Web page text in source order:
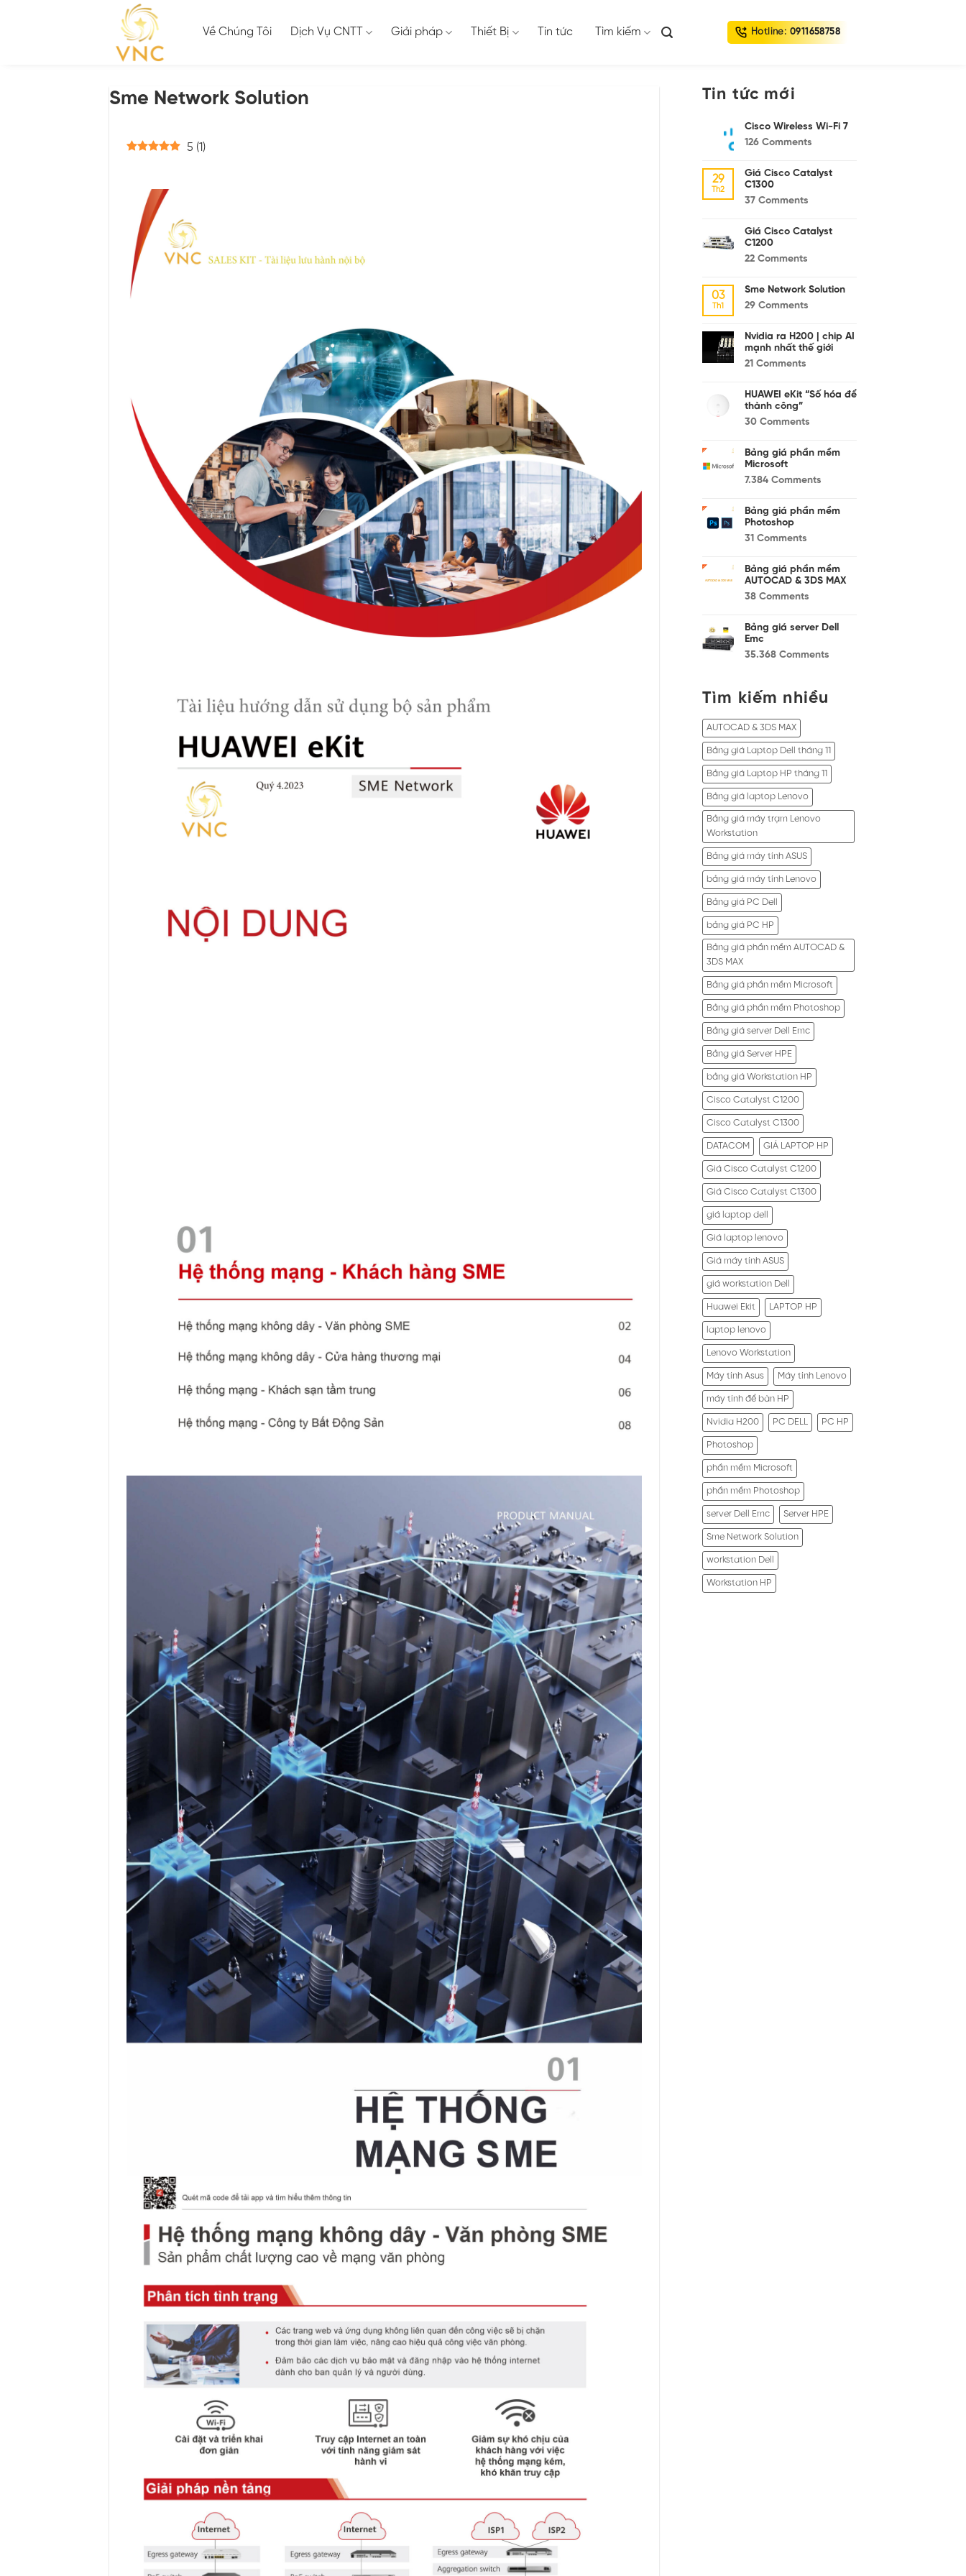
Về Chúng Tôi Dịch Vụ CNTT Giải pháp Thiết Bị Tin tức Tìm kiếm Hotline: 0911658758
Sme Network Solution
5 (1)
Tin tức mới
Cisco Wireless Wi-Fi 7
126 Comments
29
Th2
Giá Cisco Catalyst
C1300
37 Comments
Giá Cisco Catalyst
C1200
22 Comments
03
Th1
Sme Network Solution
29 Comments
Nvidia ra H200 | chip AI
mạnh nhất thế giới
21 Comments
HUAWEI eKit “Số hóa để
thành công”
30 Comments
Bảng giá phần mềm
Microsoft
7.384 Comments
Bảng giá phần mềm
Photoshop
31 Comments
Bảng giá phần mềm
AUTOCAD & 3DS MAX
38 Comments
Bảng giá server Dell
Emc
35.368 Comments
Tìm kiếm nhiều
AUTOCAD & 3DS MAX
Bảng giá Laptop Dell tháng 11
Bảng giá Laptop HP tháng 11
Bảng giá laptop Lenovo
Bảng giá máy trạm Lenovo
Workstation
Bảng giá máy tính ASUS
bảng giá máy tính Lenovo
Bảng giá PC Dell
bảng giá PC HP
Bảng giá phần mềm AUTOCAD &
3DS MAX
Bảng giá phần mềm Microsoft
Bảng giá phần mềm Photoshop
Bảng giá server Dell Emc
Bảng giá Server HPE
bảng giá Workstation HP
Cisco Catalyst C1200
Cisco Catalyst C1300
DATACOM GIÁ LAPTOP HP
Giá Cisco Catalyst C1200
Giá Cisco Catalyst C1300
giá laptop dell
Giá laptop lenovo
Giá máy tính ASUS
giá workstation Dell
Huawei Ekit LAPTOP HP
laptop lenovo
Lenovo Workstation
Máy tính Asus Máy tính Lenovo
máy tính để bàn HP
Nvidia H200 PC DELL PC HP
Photoshop
phần mềm Microsoft
phần mềm Photoshop
server Dell Emc Server HPE
Sme Network Solution
workstation Dell
Workstation HP